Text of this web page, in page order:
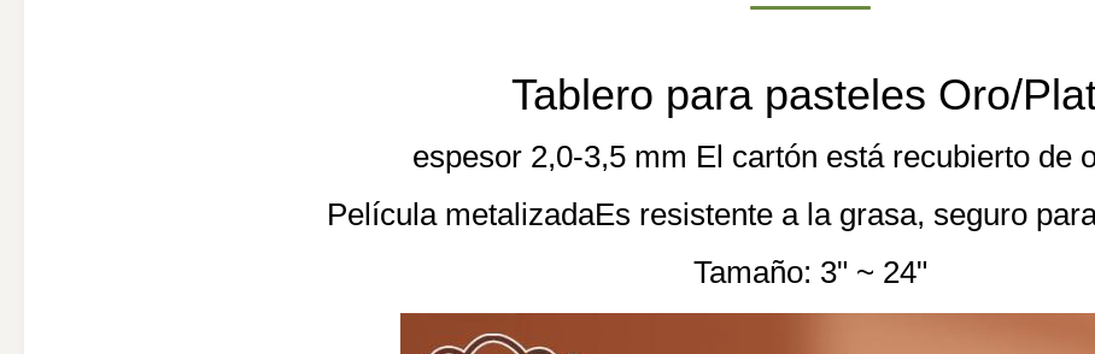
Tablero para pasteles Oro/
espesor 2,0-3,5 mm El cartón está recubierto de
Película metalizadaEs resistente a la grasa, seguro
Tamaño: 3" ~ 24"